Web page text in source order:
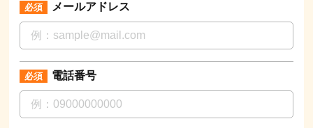
メールアドレス
電話番号